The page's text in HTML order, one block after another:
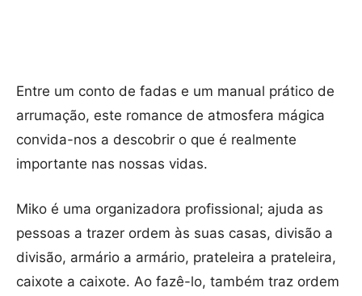
Entre um conto de fadas e um manual prático de
arrumação, este romance de atmosfera mágica
convida-nos a descobrir o que é realmente
importante nas nossas vidas.
Miko é uma organizadora profissional; ajuda as
pessoas a trazer ordem às suas casas, divisão a
divisão, armário a armário, prateleira a prateleira,
caixote a caixote. Ao fazê-lo, também traz ordem